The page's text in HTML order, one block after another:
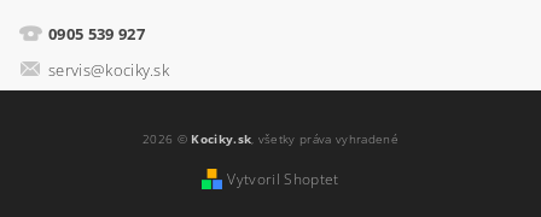
0905 539 927
servis@kociky.sk
2026 © Kociky.sk, všetky práva vyhradené
Vytvoril Shoptet